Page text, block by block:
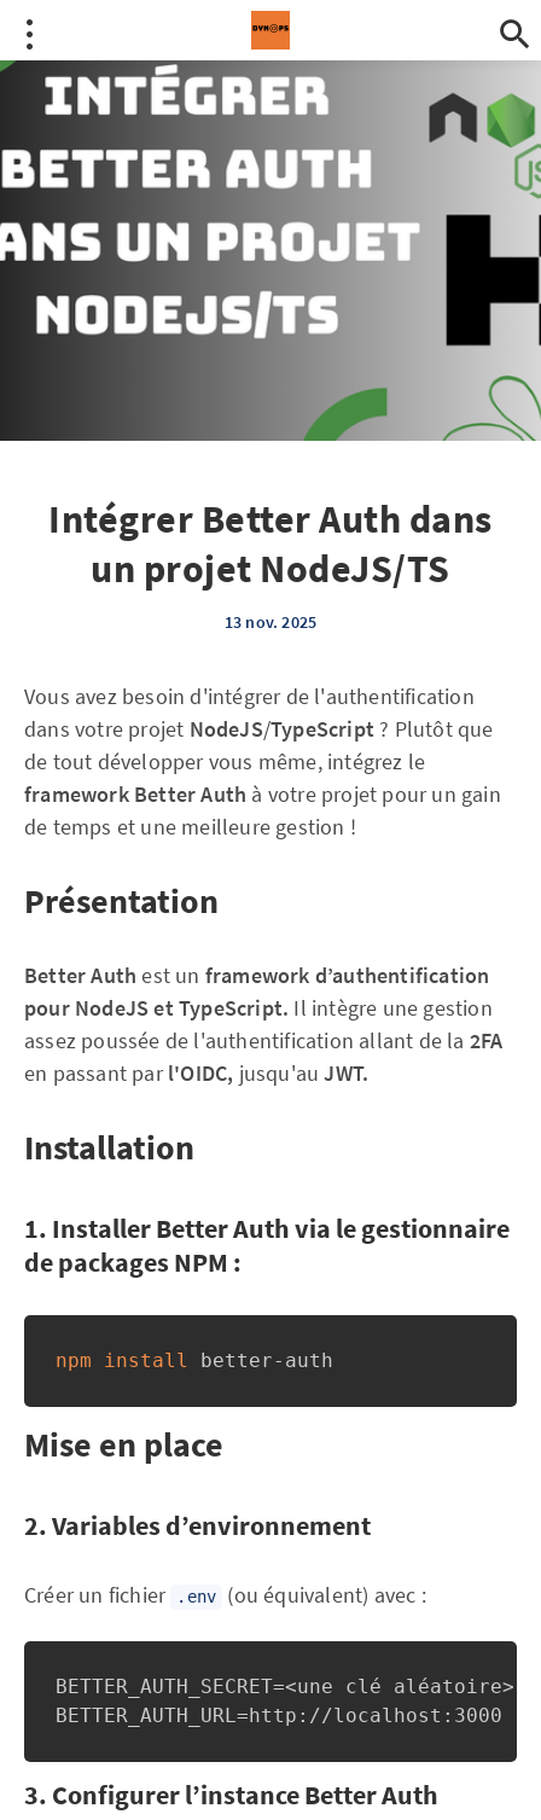
Intégrer Better Auth dans
un projet NodeJS/TS
13 nov. 2025
Vous avez besoin d'intégrer de l'authentification
dans votre projet NodeJS/TypeScript ? Plutôt que
de tout développer vous même, intégrez le
framework Better Auth à votre projet pour un gain
de temps et une meilleure gestion !
Présentation
Better Auth est un framework d’authentification
pour NodeJS et TypeScript. Il intègre une gestion
assez poussée de l'authentification allant de la 2FA
en passant parl'OIDC, jusqu'au JWT.
Installation
1. Installer Better Auth via le gestionnaire
de packages NPM :
npm install better-auth
Mise en place
2. Variables d’environnement
Créer un fichier .env (ou équivalent) avec :
BETTER_AUTH_SECRET=<une clé aléatoire>
BETTER_AUTH_URL=http://
3. Configurer l’instance Better Auth